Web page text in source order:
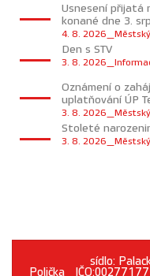
Usnesení přijatá
konané dne 3.
4. 8.
Den s STV
3. 8.
Oznámení o
uplatňování ÚP
3. 8.
Stoleté
3. 8.
sídlo: